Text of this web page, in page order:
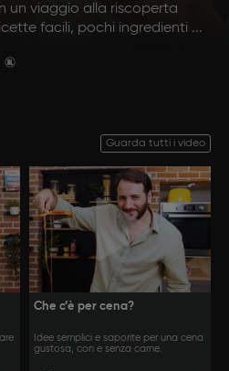
un viaggio alla riscoperta
facili, pochi ingredienti ...
Guarda tutti i video
Che c’è per cena?
Idee semplici e saporite per una cena
gustosa, con e senza carne.